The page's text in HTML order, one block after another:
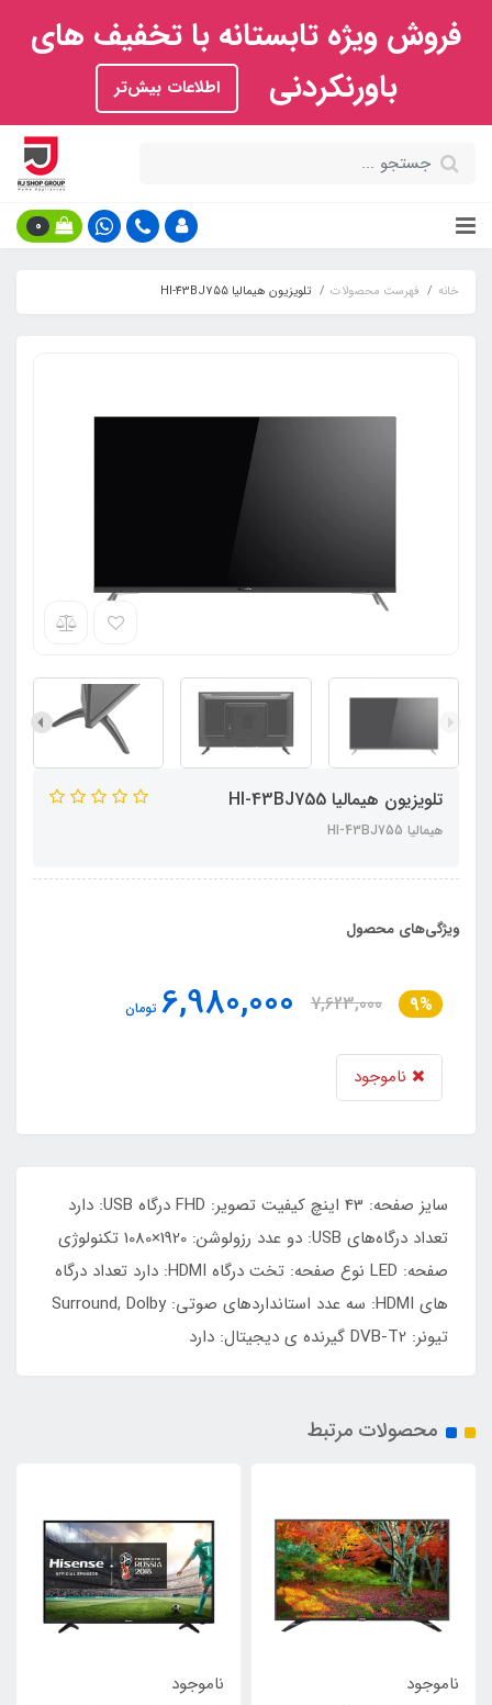
فروش ویژه تابستانه با تخفیف های
باورنکردنی
اطلاعات بیش‌تر
0
خانه فهرست محصولات تلویزیون هیمالیا HI-43BJ755
تلویزیون هیمالیا HI-43BJ755
هیمالیا HI-43BJ755
ویژگی‌های محصول
9%
7,623,000
6,980,000 تومان
ناموجود
سایز صفحه: 43 اینچ کیفیت تصویر: FHD درگاه USB: دارد
تعداد درگاه‌های USB: دو عدد رزولوشن: 1920×1080 تکنولوژی
صفحه: LED نوع صفحه: تخت درگاه HDMI: دارد تعداد درگاه
های HDMI: سه عدد استانداردهای صوتی: Surround, Dolby
تیونر: DVB-T2 گیرنده ی دیجیتال: دارد
محصولات مرتبط
ناموجود ناموجود